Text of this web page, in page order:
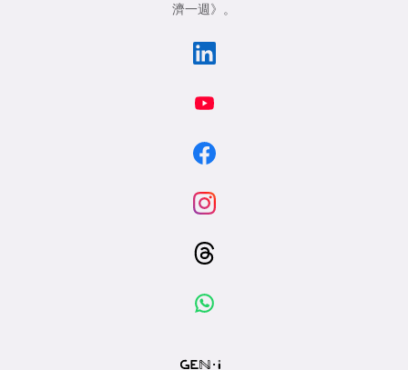
濟一週》
。